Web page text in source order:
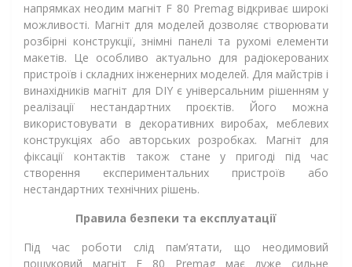
напрямках неодим магніт F 80 Premag відкриває широкі
можливості. Магніт для моделей дозволяє створювати
розбірні конструкції, знімні панелі та рухомі елементи
макетів. Це особливо актуально для радіокерованих
пристроїв і складних інженерних моделей. Для майстрів і
винахідників магніт для DIY є універсальним рішенням у
реалізації нестандартних проєктів. Його можна
використовувати в декоративних виробах, меблевих
конструкціях або авторських розробках. Магніт для
фіксації контактів також стане у пригоді під час
створення експериментальних пристроїв або
нестандартних технічних рішень.
Правила безпеки та експлуатації
Під час роботи слід пам’ятати, що неодимовий
пошуковий магніт F 80 Premag має дуже сильне